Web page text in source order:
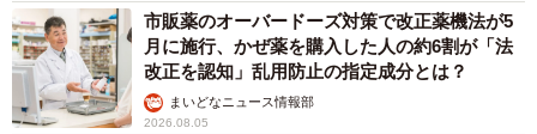
「化けましたね～」10歳で綾瀬はるかの娘役→
雰囲気ガラリの18歳に成長 「メイクで雰囲気
が」「宝塚に入れそう」
まいどなメディア